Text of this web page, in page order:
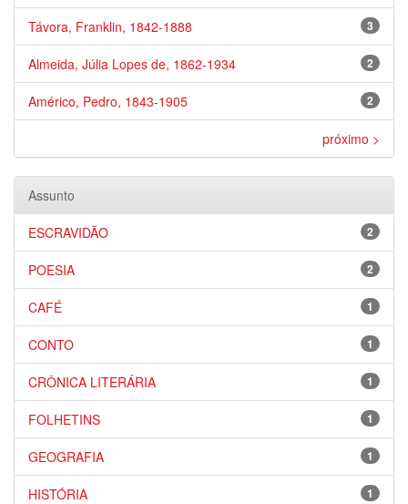
3
Távora, Franklin, 1842-1888
2
Almeida, Júlia Lopes de, 1862-1934
2
Américo, Pedro, 1843-1905
próximo >
Assunto
2
ESCRAVIDÃO
2
POESIA
1
CAFÉ
1
CONTO
1
CRÔNICA LITERÁRIA
1
FOLHETINS
1
GEOGRAFIA
1
HISTÓRIA